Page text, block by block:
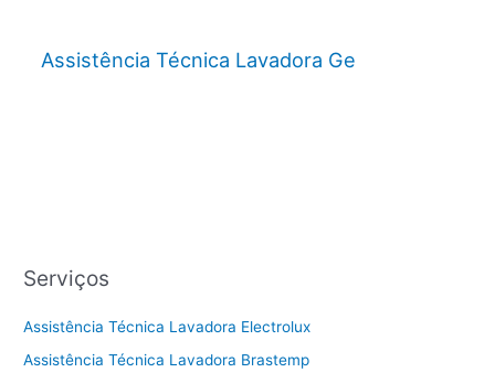
Assistência Técnica Lavadora Ge
Serviços
Assistência Técnica Lavadora Electrolux
Assistência Técnica Lavadora Brastemp